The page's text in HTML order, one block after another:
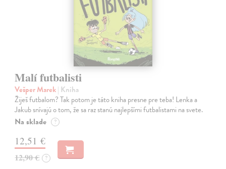
Malí futbalisti
Vešper Marek| Kniha
Žiješ futbalom? Tak potom je táto kniha presne pre teba! Lenka a
Jakub snívajú o tom, že sa raz stanú najlepšími futbalistami na svete.
Na sklade ?
12,51 €
12,90 € ?